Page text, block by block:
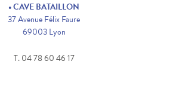
• CAVE BATAILLON
37 Avenue Félix Faure
69003 Lyon
T. 04 78 60 46 17